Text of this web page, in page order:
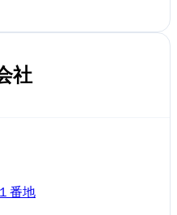
社
番地